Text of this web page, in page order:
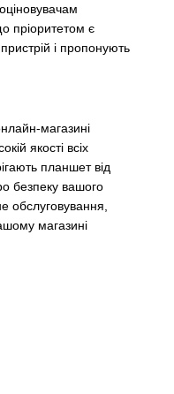
пріоритетом є
і пропонують
магазині
якості всіх
планшет від
безпеку вашого
обслуговування,
магазині